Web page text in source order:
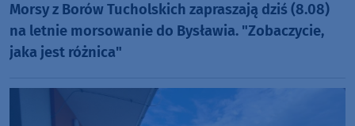
Morsy z Borów Tucholskich zapraszają dziś (8.08)
na letnie morsowanie do Bysławia. "Zobaczycie,
jaka jest różnica"